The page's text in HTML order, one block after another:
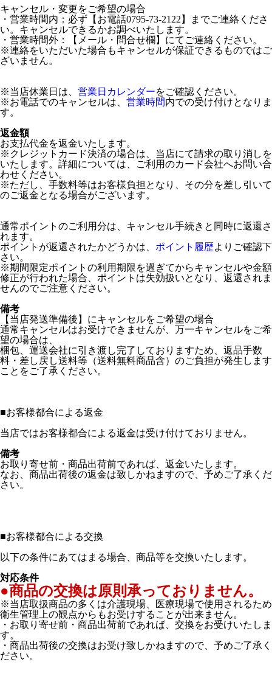
キャンセル・変更をご希望の場合
・営業時間内：必ず【お電話0795-73-2122】までご連絡くださ
い。キャンセルできるかお調べいたします。
・営業時間外：【メール・問合せ欄】にてご連絡ください。
※連絡をいただいた場合もキャンセルが保証できるものではご
ざいません。
※当店休業日は、 営業日カレンダーをご確認ください。
※お電話でのキャンセルは、 営業時間内での受け付けとなりま
す。
返金額
お支払代金を返金いたします。
※クレジットカード決済の場合は、当店にて請求の取り消しを
いたします。詳細については、ご利用のカード会社へお問い合
わせください。
※ただし、手数料等はお客様負担となり、その分を差し引いて
のご返金となる場合がございます。
通常ポイントのご利用分は、キャンセル手続きと同時に返還さ
れます。
ポイントが返還されたかどうかは、 ポイント履歴よりご確認下
さい。
※期間限定ポイントの利用期限を過ぎてからキャンセルや金額
修正が行われた場合、ポイントは失効扱いとなり、返還されま
せんのでご注意ください。
備考
【当店発送準備後】にキャンセルをご希望の場合
通常キャンセルはお受けできませんが、万一キャンセルをご希
望の場合は、
梱包、運送会社に引き渡し完了しておりますため、返品手数
料・差し戻し送料等（送料無料商品含）のご負担が発生します
ことをご了承ください。
■お客様都合による返金
当店ではお客様都合による返金は受け付けておりません。
備考
お取り寄せ前・商品出荷前であれば、返金いたします。
なお、商品出荷後の返金は致しかねますので、予めご了承くだ
さい。
■お客様都合による交換
以下の条件にあてはまる場合、商品等を交換いたします。
対応条件
●商品の交換は原則承っておりません。
※当店取扱商品の多くは介護現場、医療現場で使用されるため
衛生管理上の観点からもお受けすることが出来ません。
・お取り寄せ前・商品出荷前であれば、交換をお受けいたしま
す。
・商品出荷後の交換はお受け致しかねますので、予めご了承く
ださい。